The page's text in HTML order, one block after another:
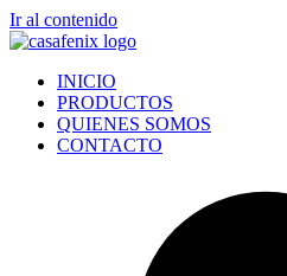
Ir al contenido
INICIO
PRODUCTOS
QUIENES SOMOS
CONTACTO